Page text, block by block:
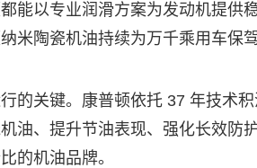
能以专业润滑方案为发动机提供
米陶瓷机油持续为万千乘用车保
关键。康普顿依托 37 年技术积
油、提升节油表现、强化长效防
的机油品牌。